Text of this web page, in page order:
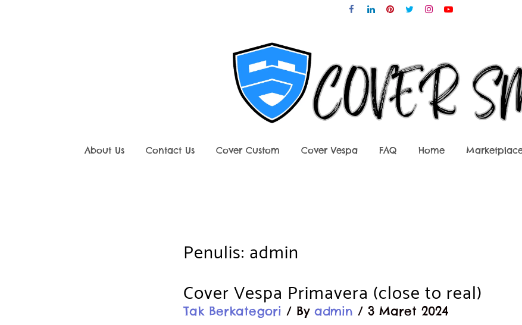
About Us Contact Us Cover Custom Cover Vespa FAQ Home
Penulis: admin
Cover Vespa Primavera (close to real)
Tak Berkategori / By admin / 3 Maret 2024